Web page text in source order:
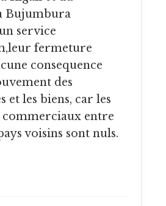
Bujumbura
service
fermeture
consequence
des
et les biens, car les
commerciaux entre
voisins sont nuls.